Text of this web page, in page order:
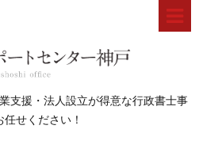
支援・法人設立が得意な行政書士事
せください！